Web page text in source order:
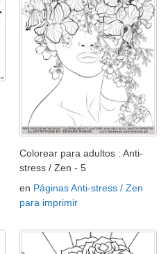
Colorear para adultos : Anti-
stress / Zen - 5
en Páginas Anti-stress / Zen
para imprimir